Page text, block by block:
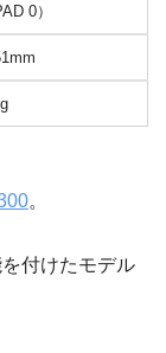
0）
。
付けたモデル